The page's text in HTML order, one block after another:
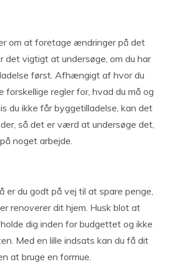
om at foretage ændringer på det
det vigtigt at undersøge, om du har
først. Afhængigt af hvor du
forskellige regler for, hvad du må og
du ikke får byggetilladelse, kan det
så det er værd at undersøge det,
noget arbejde.
er du godt på vej til at spare penge,
renoverer dit hjem. Husk blot at
dig inden for budgettet og ikke
Med en lille indsats kan du få dit
at bruge en formue.